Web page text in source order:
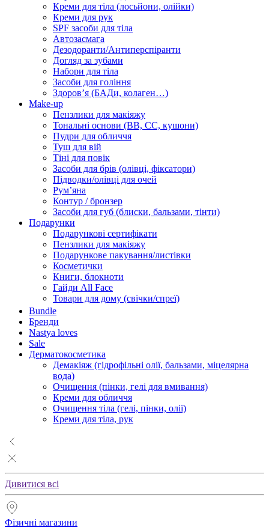
Креми для тіла (лосьйони, олійки)
Креми для рук
SPF засоби для тіла
Автозасмага
Дезодоранти/Антиперспіранти
Догляд за зубами
Набори для тіла
Засоби для гоління
Здоровʼя (БАДи, колаген…)
Make-up
Пензлики для макіяжу
Тональні основи (BB, CC, кушони)
Пудри для обличчя
Туш для вій
Тіні для повік
Засоби для брів (олівці, фіксатори)
Підводки/олівці для очей
Румʼяна
Контур / бронзер
Засоби для губ (блиски, бальзами, тінти)
Подарунки
Подарункові сертифікати
Пензлики для макіяжу
Подарункове пакування/листівки
Косметички
Книги, блокноти
Гайди All Face
Товари для дому (свічки/спреї)
Bundle
Бренди
Nastya loves
Sale
Дерматокосметика
Демакіяж (гідрофільні олії, бальзами, міцелярна
вода)
Очищення (пінки, гелі для вмивання)
Креми для обличчя
Очищення тіла (гелі, пінки, олії)
Креми для тіла, рук
Дивитися всі
Фізичні магазини